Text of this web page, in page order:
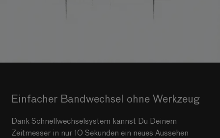
Einfacher Bandwechsel ohne Werkzeug
Dank Schnellwechselsystem kannst Du Deinem
Zeitmesser in nur 10 Sekunden ein neues Aussehen